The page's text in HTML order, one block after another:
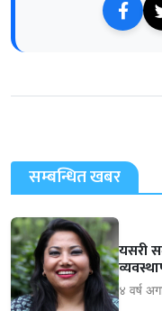
सम्बन्धित खबर
यसरी
४ वर्ष